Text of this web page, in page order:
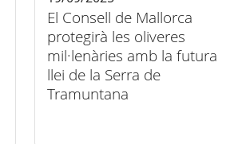
El Consell de Mallorca
protegirà les oliveres
mil·lenàries amb la futura
llei de la Serra de
Tramuntana